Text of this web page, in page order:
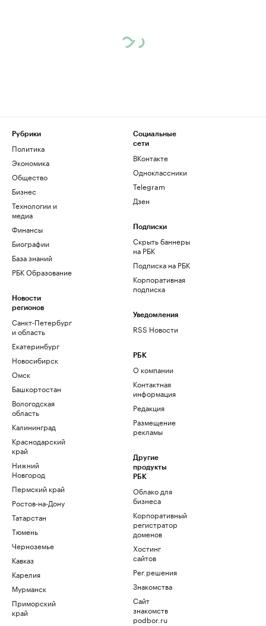
Рубрики
Политика
Экономика
Общество
Бизнес
Технологии и
медиа
Финансы
Биографии
База знаний
РБК Образование
Новости
регионов
Санкт-Петербург
и область
Екатеринбург
Новосибирск
Омск
Башкортостан
Вологодская
область
Калининград
Краснодарский
край
Нижний
Новгород
Пермский край
Ростов-на-Дону
Татарстан
Тюмень
Черноземье
Кавказ
Карелия
Мурманск
Приморский
край
Социальные
сети
ВКонтакте
Одноклассники
Telegram
Дзен
Подписки
Скрыть баннеры
на РБК
Подписка на РБК
Корпоративная
подписка
Уведомления
RSS Новости
РБК
О компании
Контактная
информация
Редакция
Размещение
рекламы
Другие
продукты
РБК
Облако для
бизнеса
Корпоративный
регистратор
доменов
Хостинг
сайтов
Рег.решения
Знакомства
Сайт
знакомств
podbor.ru